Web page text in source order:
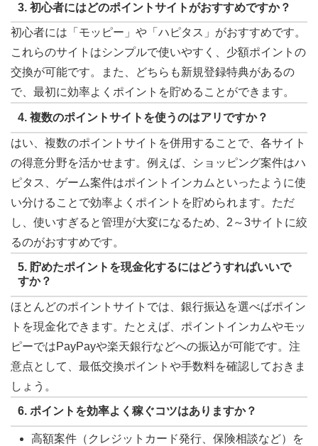
3. 初心者にはどのポイントサイトがおすすめですか？
初心者には「モッピー」や「ハピタス」がおすすめです。
これらのサイトはシンプルで使いやすく、少額ポイントの
交換が可能です。また、どちらも新規登録特典があるの
で、最初に効率よくポイントを貯めることができます。
4. 複数のポイントサイトを使うのはアリですか？
はい、複数のポイントサイトを併用することで、各サイト
の得意分野を活かせます。例えば、ショッピング案件はハ
ピタス、ゲーム案件はポイントインカムといったように使
い分けることで効率よくポイントを貯められます。ただ
し、使いすぎると管理が大変になるため、2～3サイトに絞
るのがおすすめです。
5. 貯めたポイントを現金化するにはどうすればいいで
すか？
ほとんどのポイントサイトでは、銀行振込を選べばポイン
トを現金化できます。たとえば、ポイントインカムやモッ
ピーではPayPayや楽天銀行などへの振込が可能です。注
意点として、最低交換ポイントや手数料を確認しておきま
しょう。
6. ポイントを効率よく稼ぐコツはありますか？
高額案件（クレジットカード発行、保険相談など）を